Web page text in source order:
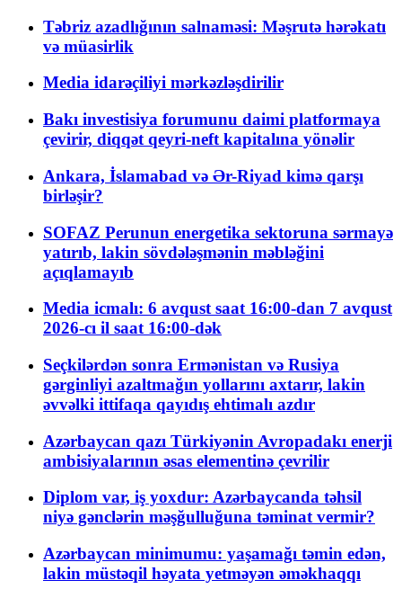
Təbriz azadlığının salnaməsi: Məşrutə hərəkatı
və müasirlik
Media idarəçiliyi mərkəzləşdirilir
Bakı investisiya forumunu daimi platformaya
çevirir, diqqət qeyri-neft kapitalına yönəlir
Ankara, İslamabad və Ər-Riyad kimə qarşı
birləşir?
SOFAZ Perunun energetika sektoruna sərmayə
yatırıb, lakin sövdələşmənin məbləğini
açıqlamayıb
Media icmalı: 6 avqust saat 16:00-dan 7 avqust
2026-cı il saat 16:00-dək
Seçkilərdən sonra Ermənistan və Rusiya
gərginliyi azaltmağın yollarını axtarır, lakin
əvvəlki ittifaqa qayıdış ehtimalı azdır
Azərbaycan qazı Türkiyənin Avropadakı enerji
ambisiyalarının əsas elementinə çevrilir
Diplom var, iş yoxdur: Azərbaycanda təhsil
niyə gənclərin məşğulluğuna təminat vermir?
Azərbaycan minimumu: yaşamağı təmin edən,
lakin müstəqil həyata yetməyən əməkhaqqı